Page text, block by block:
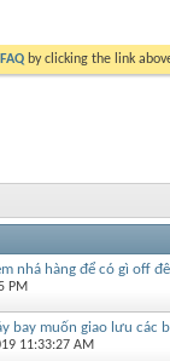
FAQ by clicking the link
nhá hàng để có gì off
PM
bay muốn giao lưu các
11:33:27 AM